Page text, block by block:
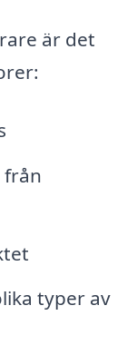
är det
från
typer av